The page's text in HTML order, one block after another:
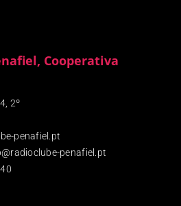
Cooperativa
2º
penafiel.pt
penafiel.pt